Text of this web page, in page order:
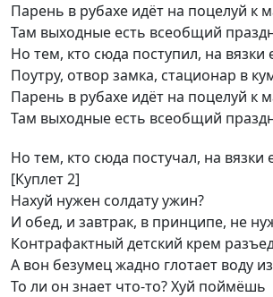
Парень в рубахе идёт на поцелуй к
Там выходные есть всеобщий
Но тем, кто сюда поступил, на вязки
Поутру, отвор замка, стационар в
Парень в рубахе идёт на поцелуй к
Там выходные есть всеобщий
Но тем, кто сюда постучал, на вязки
[Куплет 2]
Нахуй нужен солдату ужин?
И обед, и завтрак, в принципе, не
Контрафактный детский крем
А вон безумец жадно глотает воду
То ли он знает что-то? Хуй поймёшь